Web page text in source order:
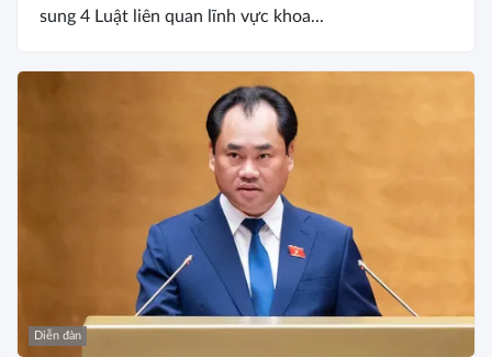
sung 4 Luật liên quan lĩnh vực khoa...
Diễn đàn